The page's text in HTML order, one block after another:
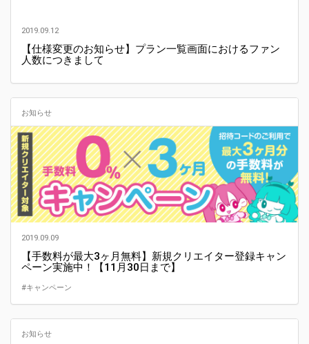
2019.09.12
【仕様変更のお知らせ】プラン一覧画面におけるファン
人数につきまして
お知らせ
2019.09.09
【手数料が最大3ヶ月無料】新規クリエイター登録キャン
ペーン実施中！【11月30日まで】
#キャンペーン
お知らせ